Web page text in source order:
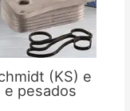
(KS) e
e pesados